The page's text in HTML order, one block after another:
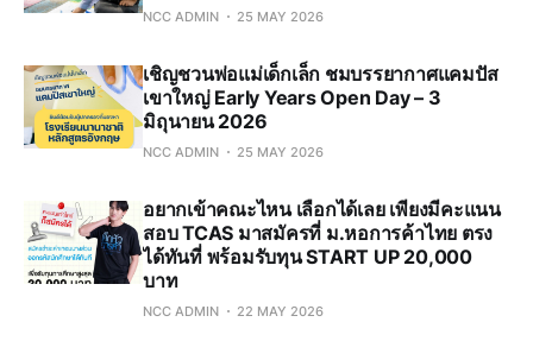
NCC ADMIN 25 MAY 2026
เชิญชวนพ่อแม่เด็กเล็ก ชมบรรยากาศแคมปัส
เขาใหญ่ Early Years Open Day – 3
มิถุนายน 2026
NCC ADMIN 25 MAY 2026
อยากเข้าคณะไหน เลือกได้เลย เพียงมีคะแนน
สอบ TCAS มาสมัครที่ ม.หอการค้าไทย ตรง
ได้ทันที่ พร้อมรับทุน START UP 20,000
บาท
NCC ADMIN 22 MAY 2026